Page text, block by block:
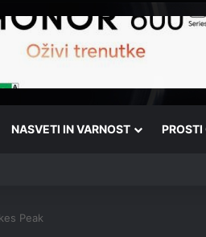
NASVETI IN VARNOST PROSTI
Peak